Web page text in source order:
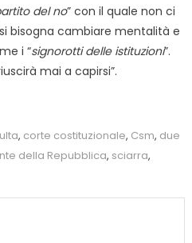
del no” con il quale non ci
bisogna cambiare mentalità e
i “signorotti delle istituzioni”.
mai a capirsi”.
, corte costituzionale, Csm, due
della Repubblica, sciarra,